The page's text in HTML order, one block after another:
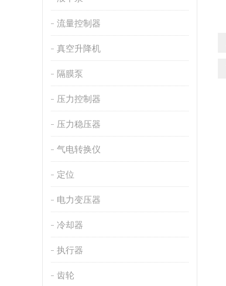
流量控制器
真空升降机
隔膜泵
压力控制器
压力稳压器
气电转换仪
定位
电力变压器
冷却器
执行器
齿轮